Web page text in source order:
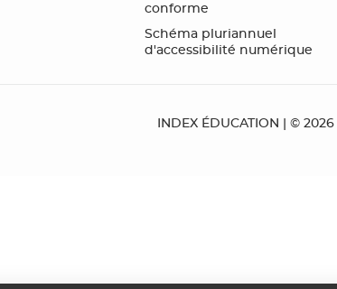
conforme
Schéma pluriannuel
d'accessibilité numérique
INDEX ÉDUCATION | © 2026